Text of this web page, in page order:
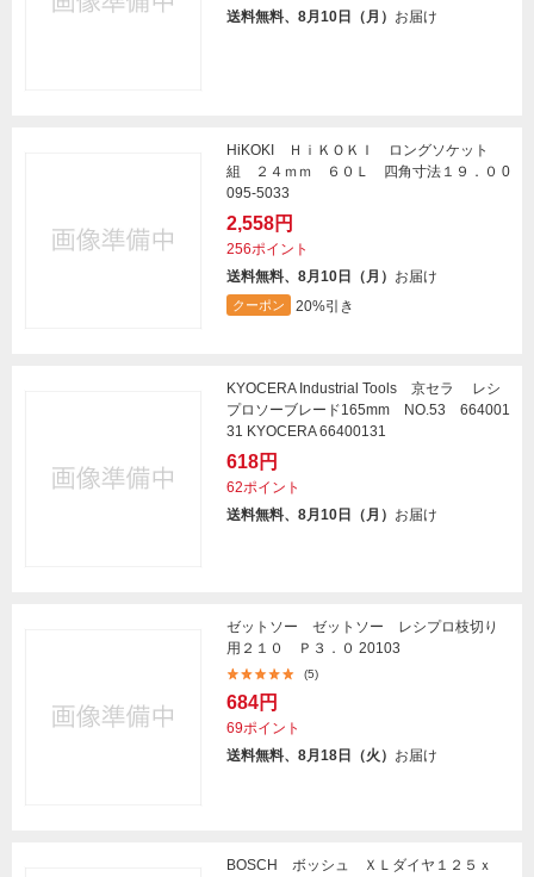
送料無料、8月10日（月） お届け
HiKOKI ＨｉＫＯＫＩ ロングソケット
組 ２４ｍｍ ６０Ｌ 四角寸法１９．０ 0
095-5033
2,558円
256ポイント
送料無料、8月10日（月） お届け
クーポン 20%引き
KYOCERA Industrial Tools 京セラ レシ
プロソーブレード165mm NO.53 664001
31 KYOCERA 66400131
618円
62ポイント
送料無料、8月10日（月） お届け
ゼットソー ゼットソー レシプロ枝切り
用２１０ Ｐ３．０ 20103
(5)
684円
69ポイント
送料無料、8月18日（火） お届け
BOSCH ボッシュ ＸＬダイヤ１２５ｘ